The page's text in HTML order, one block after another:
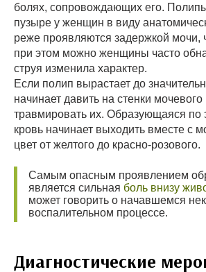
болях, сопровождающих его.
пузыре у женщин в виду
реже проявляются задержкой
при этом можно женщины часто
струя изменила характер.
Если полип вырастает до
начинает давить на стенки
травмировать их. Образующаяся по
кровь начинает выходить вместе с
цвет от желтого до красно-розового.
Самым опасным проявлением
является сильная боль внизу
может говорить о начавшемся
воспалительном процессе.
Диагностические